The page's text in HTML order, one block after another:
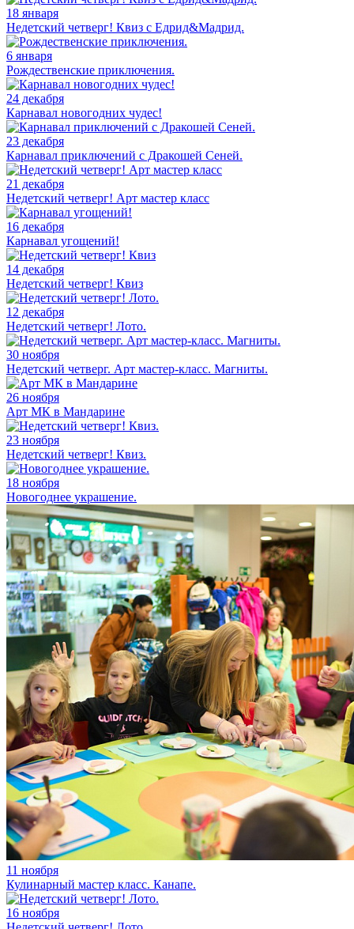
18 января
Недетский четверг! Квиз с Едрид&Мадрид.
6 января
Рождественские приключения.
24 декабря
Карнавал новогодних чудес!
23 декабря
Карнавал приключений с Дракошей Сеней.
21 декабря
Недетский четверг! Арт мастер класс
16 декабря
Карнавал угощений!
14 декабря
Недетский четверг! Квиз
12 декабря
Недетский четверг! Лото.
30 ноября
Недетский четверг. Арт мастер-класс. Магниты.
26 ноября
Арт МК в Мандарине
23 ноября
Недетский четверг! Квиз.
18 ноября
Новогоднее украшение.
11 ноября
Кулинарный мастер класс. Канапе.
16 ноября